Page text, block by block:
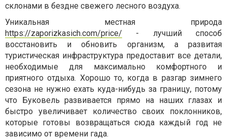
склонами в бездне свежего лесного воздуха.
Уникальная местная природа
https://zaporizkasich.com/price/ - лучший способ
восстановить и обновить организм, а развитая
туристическая инфраструктура предоставит все детали,
необходимые для максимально комфортного и
приятного отдыха. Хорошо то, когда в разгар зимнего
сезона не нужно ехать куда-нибудь за границу, потому
что Буковель развивается прямо на наших глазах и
быстро увеличивает количество своих поклонников,
которые готовы возвращаться сюда каждый год не
зависимо от времени гада.